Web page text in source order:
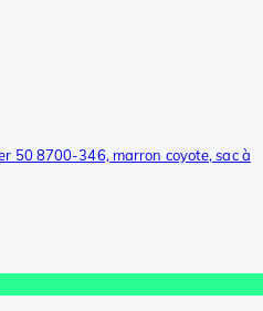
50 8700-346, marron coyote, sac à